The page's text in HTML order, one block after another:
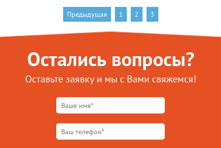
Предыдущая 1 2 3
Остались вопросы?
Оставьте заявку и мы с Вами свяжемся!